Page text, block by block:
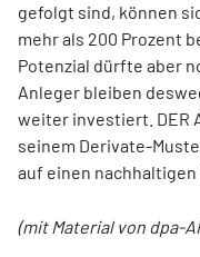
gefolgt sind, können
mehr als 200 Prozent
Potenzial dürfte aber
Anleger bleiben
weiter investiert. DER
seinem Derivate-
auf einen nachhaltigen
(mit Material von dpa-